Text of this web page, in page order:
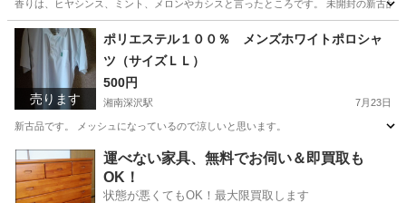
香りは、ヒヤシンス、ミント、メロンやカシスと言ったところです。 未開封の新古品
神奈川 鎌倉市 湘南深沢駅 香水 マキシム
売ります
ポリエステル１００％ メンズホワイトポロシャ
ツ（サイズＬＬ）
500円
湘南深沢駅 7月23日
新古品です。 メッシュになっているので涼しいと思います。
神奈川 鎌倉市 湘南深沢駅 ポロシャツ 新古品
運べない家具、無料でお伺い＆即買取も
OK！
状態が悪くてもOK！最大限買取します